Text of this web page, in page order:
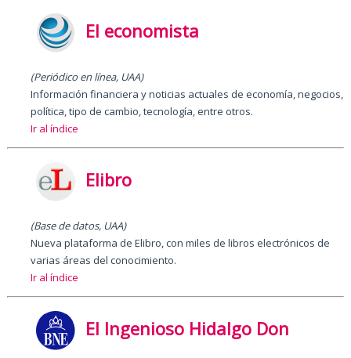
El economista
(Periódico en línea, UAA)
Información financiera y noticias actuales de economía, negocios,
política, tipo de cambio, tecnología, entre otros.
Ir al índice
Elibro
(Base de datos, UAA)
Nueva plataforma de Elibro, con miles de libros electrónicos de
varias áreas del conocimiento.
Ir al índice
El Ingenioso Hidalgo Don